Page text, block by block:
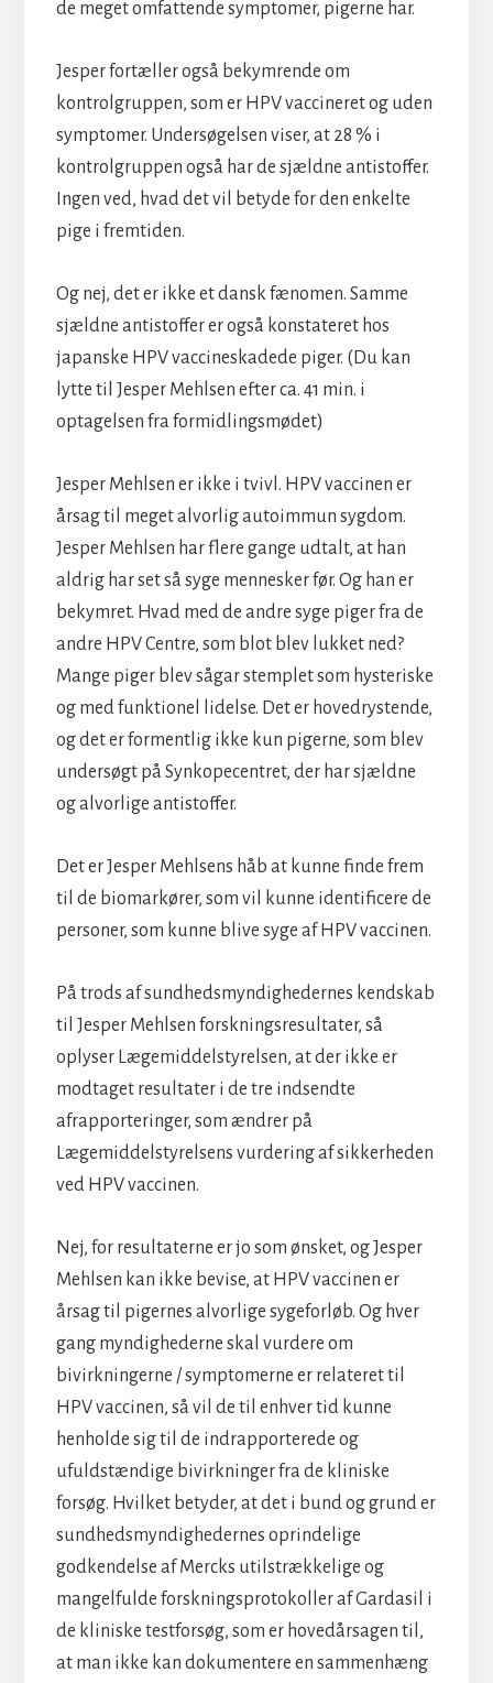
de meget omfattende symptomer, pigerne har.
Jesper fortæller også bekymrende om
kontrolgruppen, som er HPV vaccineret og uden
symptomer. Undersøgelsen viser, at 28 % i
kontrolgruppen også har de sjældne antistoffer.
Ingen ved, hvad det vil betyde for den enkelte
pige i fremtiden.
Og nej, det er ikke et dansk fænomen. Samme
sjældne antistoffer er også konstateret hos
japanske HPV vaccineskadede piger. (Du kan
lytte til Jesper Mehlsen efter ca. 41 min. i
optagelsen fra formidlingsmødet)
Jesper Mehlsen er ikke i tvivl. HPV vaccinen er
årsag til meget alvorlig autoimmun sygdom.
Jesper Mehlsen har flere gange udtalt, at han
aldrig har set så syge mennesker før. Og han er
bekymret. Hvad med de andre syge piger fra de
andre HPV Centre, som blot blev lukket ned?
Mange piger blev sågar stemplet som hysteriske
og med funktionel lidelse. Det er hovedrystende,
og det er formentlig ikke kun pigerne, som blev
undersøgt på Synkopecentret, der har sjældne
og alvorlige antistoffer.
Det er Jesper Mehlsens håb at kunne finde frem
til de biomarkører, som vil kunne identificere de
personer, som kunne blive syge af HPV vaccinen.
På trods af sundhedsmyndighedernes kendskab
til Jesper Mehlsen forskningsresultater, så
oplyser Lægemiddelstyrelsen, at der ikke er
modtaget resultater i de tre indsendte
afrapporteringer, som ændrer på
Lægemiddelstyrelsens vurdering af sikkerheden
ved HPV vaccinen.
Nej, for resultaterne er jo som ønsket, og Jesper
Mehlsen kan ikke bevise, at HPV vaccinen er
årsag til pigernes alvorlige sygeforløb. Og hver
gang myndighederne skal vurdere om
bivirkningerne / symptomerne er relateret til
HPV vaccinen, så vil de til enhver tid kunne
henholde sig til de indrapporterede og
ufuldstændige bivirkninger fra de kliniske
forsøg. Hvilket betyder, at det i bund og grund er
sundhedsmyndighedernes oprindelige
godkendelse af Mercks utilstrækkelige og
mangelfulde forskningsprotokoller af Gardasil i
de kliniske testforsøg, som er hovedårsagen til,
at man ikke kan dokumentere en sammenhæng